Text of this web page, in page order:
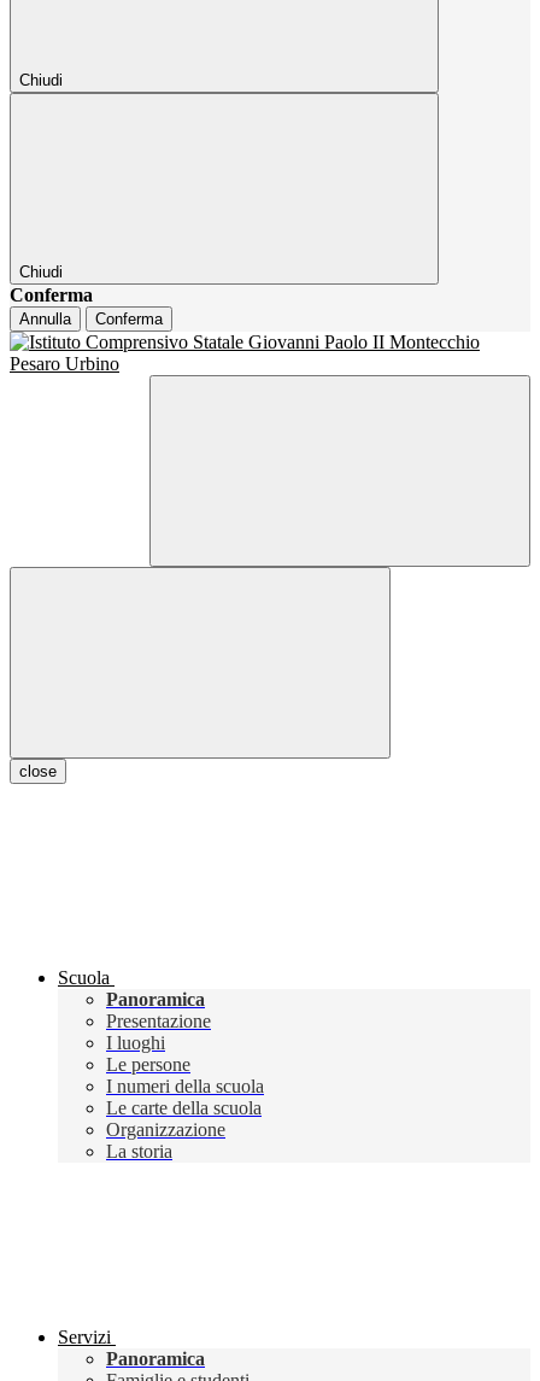
Chiudi
Chiudi
Conferma
Annulla Conferma
close
Scuola
Panoramica
Presentazione
I luoghi
Le persone
I numeri della scuola
Le carte della scuola
Organizzazione
La storia
Servizi
Panoramica